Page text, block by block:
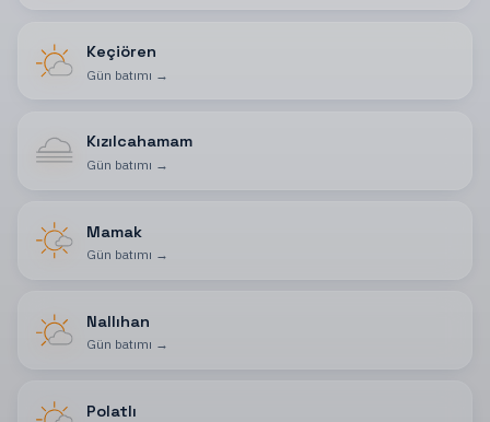
Keçiören
Gün batımı →
Kızılcahamam
Gün batımı →
Mamak
Gün batımı →
Nallıhan
Gün batımı →
Polatlı